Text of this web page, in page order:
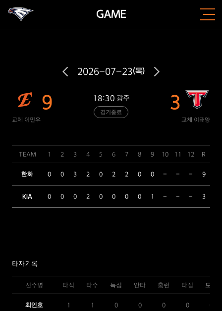
GAME
2026-07-23(목)
9
교체 이민우
18:30 광주
경기종료 3
교체 이태양
TEAM 1 2 3 4 5 6 7 8 9 10 11 12 R
한화 0 0 3 2 0 2 2 0 0 - - - 9
KIA 0 0 0 2 0 0 0 0 1 - - - 3
타자기록
선수명 타석 타수 득점 안타 홈런 타점 도루
최인호 1 1 0 0 0 0 0